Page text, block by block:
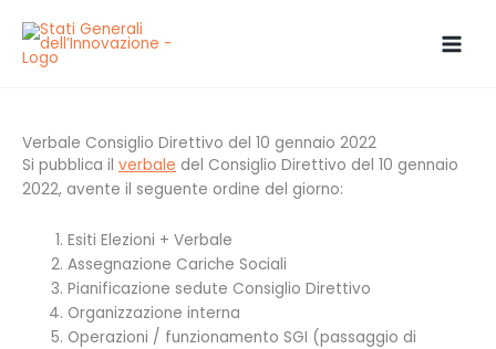
contenuto
Verbale Consiglio Direttivo del 10 gennaio 2022
Si pubblica il verbale del Consiglio Direttivo del 10 gennaio
2022, avente il seguente ordine del giorno:
Esiti Elezioni + Verbale
Assegnazione Cariche Sociali
Pianificazione sedute Consiglio Direttivo
Organizzazione interna
Operazioni / funzionamento SGI (passaggio di